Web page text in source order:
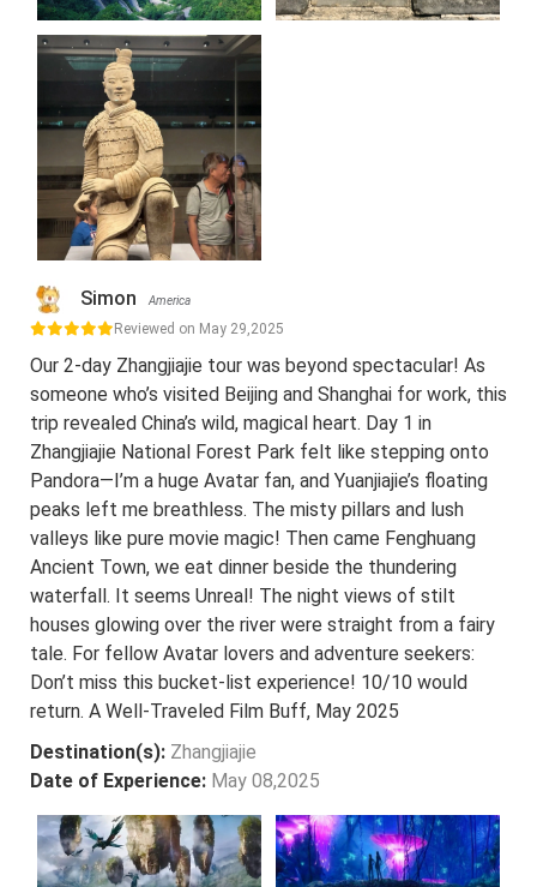
Simon America
Reviewed on May 29,2025
Our 2-day Zhangjiajie tour was beyond spectacular! As
someone who’s visited Beijing and Shanghai for work, this
trip revealed China’s wild, magical heart. Day 1 in
Zhangjiajie National Forest Park felt like stepping onto
Pandora—I’m a huge Avatar fan, and Yuanjiajie’s floating
peaks left me breathless. The misty pillars and lush
valleys like pure movie magic! Then came Fenghuang
Ancient Town, we eat dinner beside the thundering
waterfall. It seems Unreal! The night views of stilt
houses glowing over the river were straight from a fairy
tale. For fellow Avatar lovers and adventure seekers:
Don’t miss this bucket-list experience! 10/10 would
return. A Well-Traveled Film Buff, May 2025
Destination(s): Zhangjiajie
Date of Experience: May 08,2025